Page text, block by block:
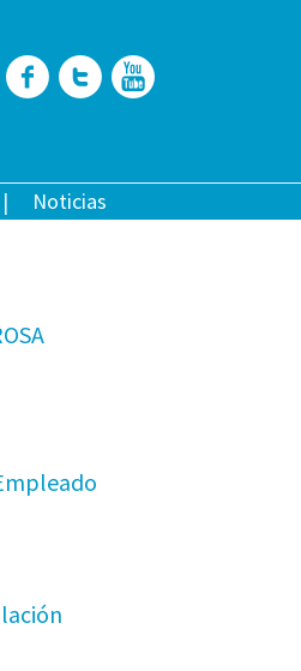
Facebook
Twitter
Noticias